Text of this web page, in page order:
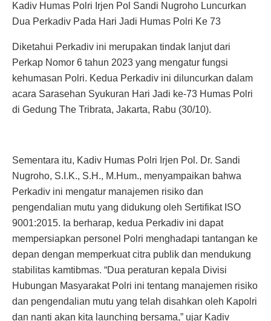
Kadiv Humas Polri Irjen Pol Sandi Nugroho Luncurkan
Dua Perkadiv Pada Hari Jadi Humas Polri Ke 73
Diketahui Perkadiv ini merupakan tindak lanjut dari
Perkap Nomor 6 tahun 2023 yang mengatur fungsi
kehumasan Polri. Kedua Perkadiv ini diluncurkan dalam
acara Sarasehan Syukuran Hari Jadi ke-73 Humas Polri
di Gedung The Tribrata, Jakarta, Rabu (30/10).
Sementara itu, Kadiv Humas Polri Irjen Pol. Dr. Sandi
Nugroho, S.I.K., S.H., M.Hum., menyampaikan bahwa
Perkadiv ini mengatur manajemen risiko dan
pengendalian mutu yang didukung oleh Sertifikat ISO
9001:2015. Ia berharap, kedua Perkadiv ini dapat
mempersiapkan personel Polri menghadapi tantangan ke
depan dengan memperkuat citra publik dan mendukung
stabilitas kamtibmas. “Dua peraturan kepala Divisi
Hubungan Masyarakat Polri ini tentang manajemen risiko
dan pengendalian mutu yang telah disahkan oleh Kapolri
dan nanti akan kita launching bersama,” ujar Kadiv